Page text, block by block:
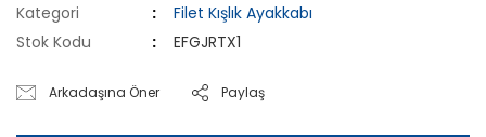
Kategori
Filet Kışlık Ayakkabı
Stok Kodu
EFGJRTX1
Arkadaşına Öner Paylaş